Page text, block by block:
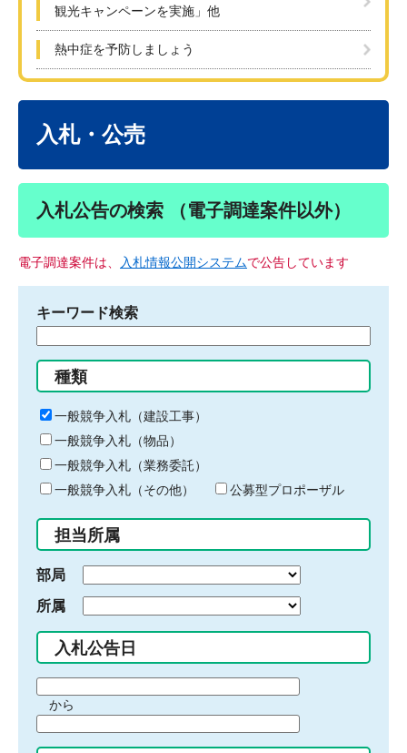
観光キャンペーンを実施」他
熱中症を予防しましょう
入札・公売
入札公告の検索 （電子調達案件以外）
電子調達案件は、 入札情報公開システムで公告しています
キーワード検索
る
キ
ー
ワ
ー
ド
入
力
種類
一般競争入札（建設工事）
一般競争入札（物品）
一般競争入札（業務委託）
一般競争入札（その他）
公募型プロポーザル
担当所属
部局
所属
入札公告日
間
始
から
間